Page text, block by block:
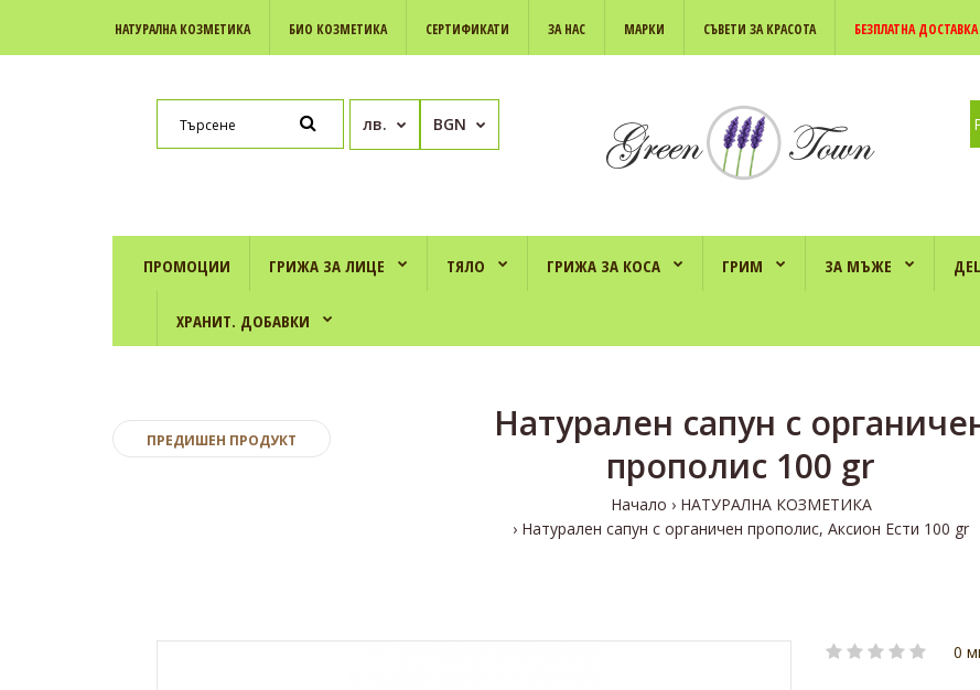
НАТУРАЛНА КОЗМЕТИКА БИО КОЗМЕТИКА СЕРТИФИКАТИ ЗА НАС МАРКИ СЪВЕТИ ЗА КРАСОТА БЕЗПЛАТНА
лв. BGN
ПРОМОЦИИ ГРИЖА ЗА ЛИЦЕ ТЯЛО ГРИЖА ЗА КОСА ГРИМ ЗА МЪЖЕ
ХРАНИТ. ДОБАВКИ
ПРЕДИШЕН ПРОДУКТ
Натурален сапун с
прополис 100 gr
Начало
НАТУРАЛНА КОЗМЕТИКА
Натурален сапун с органичен прополис, Аксион Ести 100 gr
0